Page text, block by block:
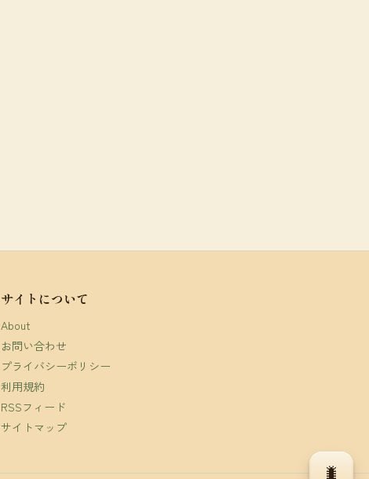
サイトについて
About
お問い合わせ
プライバシーポリシー
利用規約
RSSフィード
サイトマップ
🐛